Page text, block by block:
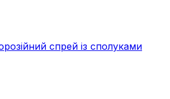
спрей із сполуками